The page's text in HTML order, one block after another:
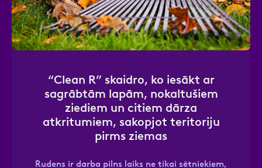
“Clean R” skaidro, ko iesākt ar
sagrābtām lapām, nokaltušiem
ziediem un citiem dārza
atkritumiem, sakopjot teritoriju
pirms ziemas
Rudens ir darba pilns laiks ne tikai sētniekiem,
E-pasts